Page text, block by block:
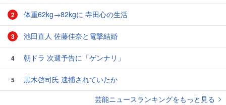
2 体重62kg→82kgに 寺田心の生活
3 池田直人 佐藤佳奈と電撃結婚
4 朝ドラ 次週予告に「ゲンナリ」
5
黒木啓司氏 逮捕されていたか
芸能ニュースランキングをもっと見る